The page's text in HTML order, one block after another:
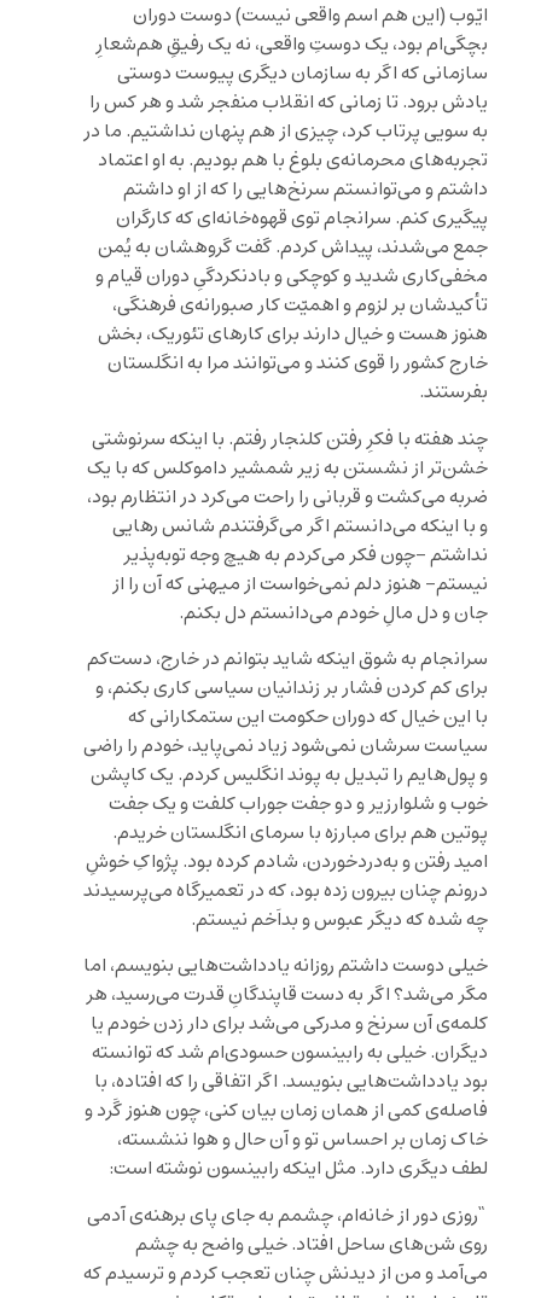
ایّوب (این هم اسم واقعی نیست) دوست دوران
بچگی‌ام بود، یک دوستِ واقعی، نه یک رفیقِ هم‌شعارِ
سازمانی که اگر به سازمان دیگری پیوست دوستی
یادش برود‌. تا زمانی که انقلاب منفجر شد و هر کس را
به سویی پرتاب کرد، چیزی از هم پنهان نداشتیم. ما در
تجربه‌های محرمانه‌ی بلوغ با هم بودیم. به او اعتماد
داشتم و می‌توانستم سرنخ‌هایی را که از او داشتم
پیگیری کنم. سرانجام توی قهوه‌خانه‌ای که کارگران
جمع می‌شدند، پیداش کردم. گفت گروهشان به یُمن
مخفی‌کاری شدید و کوچکی و بادنکردگیِ دوران قیام و
تأکیدشان بر لزوم و اهمیّت کار صبورانه‌ی فرهنگی،
هنوز هست و خیال دارند برای کارهای تئوریک، بخش
خارج کشور را قوی کنند و می‌توانند مرا به انگلستان
بفرستند.
چند هفته با فکرِ رفتن کلنجار رفتم. با اینکه سرنوشتی
خشن‌تر از نشستن به زیر شمشیر داموکلس که با یک
ضربه می‌کشت و قربانی را راحت می‌کرد در انتظارم بود،
و با اینکه می‌دانستم اگر می‌گرفتندم شانس رهایی
نداشتم -چون فکر می‌کردم به هیچ وجه توبه‌پذیر
نیستم- هنوز دلم نمی‌خواست از میهنی که آن را از
جان و دل مالِ خودم می‌دانستم دل بکنم.
سرانجام به شوق اینکه شاید بتوانم در خارج، دست‌کم
برای کم کردن فشار بر زندانیان سیاسی کاری بکنم، و
با این خیال که دوران حکومت این ستمکارانی که
سیاست سرشان نمی‌شود زیاد نمی‌پاید، خودم را راضی
و پول‌هایم را تبدیل به پوند انگلیس کردم. یک کاپشن
خوب و شلوارزیر و دو جفت جوراب کلفت و یک جفت
پوتین هم برای مبارزه با سرمای انگلستان خریدم.
امید رفتن و به‌دردخوردن، شادم کرده بود. پژواکِ خوشِ
درونم چنان بیرون زده بود، که در تعمیرگاه می‌پرسیدند
چه شده که دیگر عبوس و بداَخم نیستم.
خیلی دوست داشتم روزانه یادداشت‌هایی بنویسم، اما
مگر می‌شد؟ اگر به دست قاپندگانِ قدرت می‌رسید، هر
کلمه‌ی آن سرنخ و مدرکی می‌شد برای دار زدن خودم یا
دیگران. خیلی به رابینسون حسودی‌ام شد که توانسته
بود یادداشت‌هایی بنویسد. اگر اتفاقی را که افتاده، با
فاصله‌ی کمی از همان زمان بیان کنی، چون هنوز گَرد و
خاک زمان بر احساس تو و آن حال و هوا ننشسته،
لطف دیگری دارد. مثل اینکه رابینسون نوشته است:
“روزی دور از خانه‌ام، چشمم به جای پای برهنه‌ی آدمی
روی شن‌های ساحل افتاد. خیلی واضح به چشم
می‌آمد و من از دیدنش چنان تعجب کردم و ترسیدم که